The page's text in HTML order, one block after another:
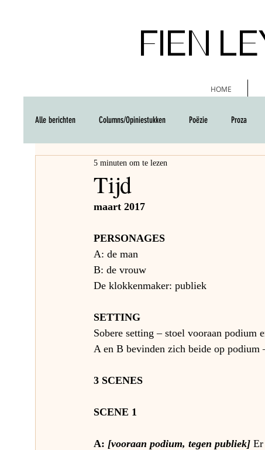
FIEN
HOME
Alle berichten Columns/Opiniestukken Poëzie Proza
Tijd
5 minuten om te lezen
maart 2017
PERSONAGES
A: de man
B: de vrouw
De klokkenmaker: publiek
SETTING
Sobere setting – stoel vooraan podium
A en B bevinden zich beide op podium
3 SCENES
SCENE 1
A: [vooraan podium, tegen publiek]